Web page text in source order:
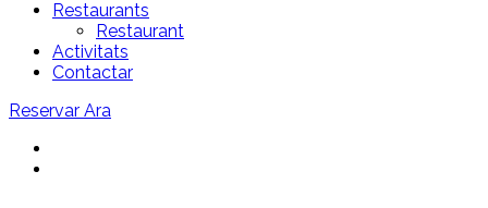
Restaurants
Restaurant
Activitats
Contactar
Reservar Ara